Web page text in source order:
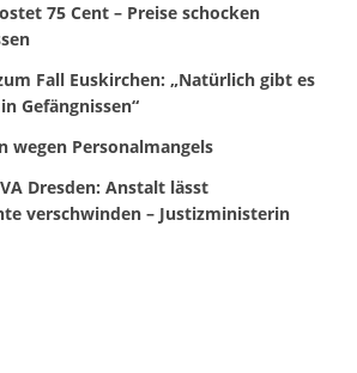
75 Cent – Preise schocken
Fall Euskirchen: „Natürlich gibt es
Gefängnissen“
wegen Personalmangels
Dresden: Anstalt lässt
verschwinden – Justizministerin